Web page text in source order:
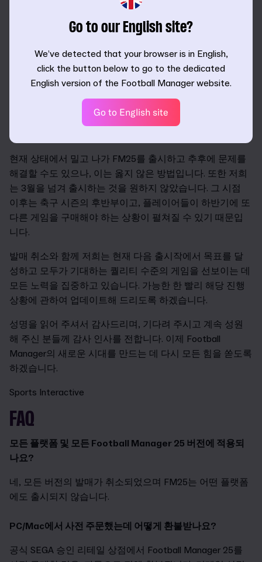
가 바뀌어 중요한 마일스톤에 다다르자 일정을 조정한 후에
도 필요한 기준치를 달성하지 못할 것이라는 사실이 명확해
게임의 많은 부분에서 목표를 달성한 반면, 무엇보다 중요
한 플레이어 경험과 인터페이스는 기준에 다다르지 못했습
니다. 소비자 플레이테스트 등의 광범위한 평가를 진행한
후, 게임의 새로운 방향이 명확해지고 이에 가까워지고 있
지만, 게임을 선보일 만한 기준에는 한참 미치지 못하고 있
습니다.
현재 상태에서 밀고 나가 FM25를 출시하고 추후에 문제를
해결할 수도 있으나, 이는 옳지 않은 방법입니다. 또한 저희
는 3월을 넘겨 출시하는 것을 원하지 않았습니다. 그 시점
이후는 축구 시즌의 후반부이고, 플레이어들이 하반기에 또
다른 게임을 구매해야 하는 상황이 펼쳐질 수 있기 때문입
니다.
발매 취소와 함께 저희는 현재 다음 출시작에서 목표를 달
성하고 모두가 기대하는 퀄리티 수준의 게임을 선보이는 데
모든 노력을 집중하고 있습니다. 가능한 한 빨리 해당 진행
상황에 관하여 업데이트해 드리도록 하겠습니다.
성명을 읽어 주셔서 감사드리며, 기다려 주시고 계속 성원
해 주신 분들께 감사 인사를 전합니다. 이제 Football
Manager의 새로운 시대를 만드는 데 다시 모든 힘을 쏟도록
하겠습니다.
Sports Interactive
FAQ
모든 플랫폼 및 모든 Football Manager 25 버전에 적용되
나요?
네, 모든 버전의 발매가 취소되었으며 FM25는 어떤 플랫폼
에도 출시되지 않습니다.
PC/Mac에서 사전 주문했는데 어떻게 환불받나요?
공식 SEGA 승인 리테일 상점에서 Football Manager 25를
Go to our English site?
We’ve detected that your browser is in English,
click the button below to go to the dedicated
English version of the Football Manager website.
Go to English site